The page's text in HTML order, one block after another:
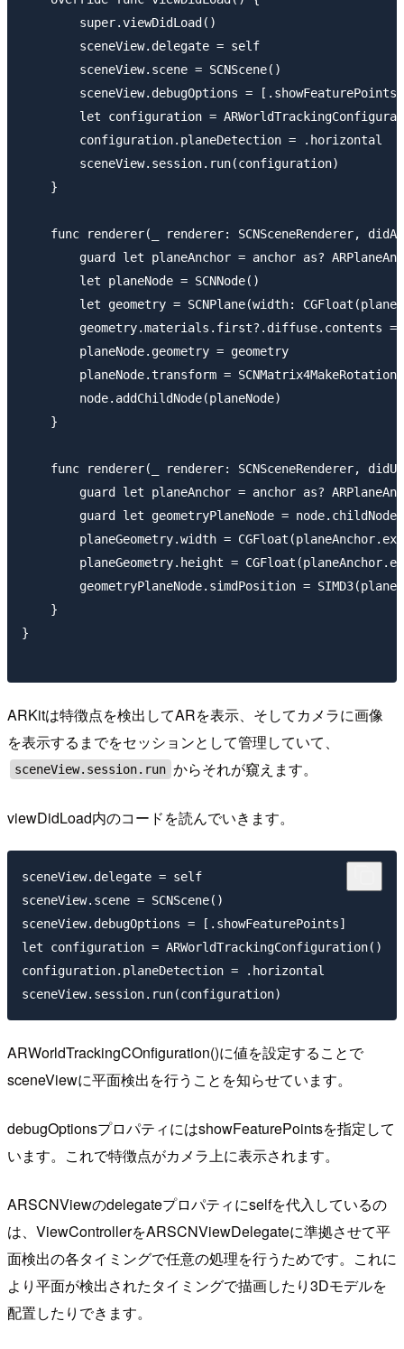
super.viewDidLoad()
sceneView.delegate = self
sceneView.scene = SCNScene()
sceneView.debugOptions = [.showFeaturePoints]
let configuration =
configuration.planeDetection = .horizontal
sceneView.session.run(configuration)
}
func renderer(_ renderer: SCNSceneRenderer,
guard let planeAnchor = anchor as?
let planeNode = SCNNode()
let geometry = SCNPlane(width:
geometry.materials.first?.diffuse.contents =
planeNode.geometry = geometry
planeNode.transform =
node.addChildNode(planeNode)
}
func renderer(_ renderer: SCNSceneRenderer,
guard let planeAnchor = anchor as?
guard let geometryPlaneNode =
planeGeometry.width =
planeGeometry.height =
geometryPlaneNode.simdPosition =
}
}
ARKitは特徴点を検出してARを表示、そしてカメラに画像
を表示するまでをセッションとして管理していて、
sceneView.session.run からそれが窺えます。
viewDidLoad内のコードを読んでいきます。
sceneView.delegate = self
sceneView.scene = SCNScene()
sceneView.debugOptions = [.showFeaturePoints]
let configuration = ARWorldTrackingConfiguration()
configuration.planeDetection = .horizontal
ARWorldTrackingCOnfiguration()に値を設定することで
sceneViewに平面検出を行うことを知らせています。
debugOptionsプロパティにはshowFeaturePointsを指定して
います。これで特徴点がカメラ上に表示されます。
ARSCNViewのdelegateプロパティにselfを代入しているの
は、ViewControllerをARSCNViewDelegateに準拠させて平
面検出の各タイミングで任意の処理を行うためです。これに
より平面が検出されたタイミングで描画したり3Dモデルを
配置したりできます。